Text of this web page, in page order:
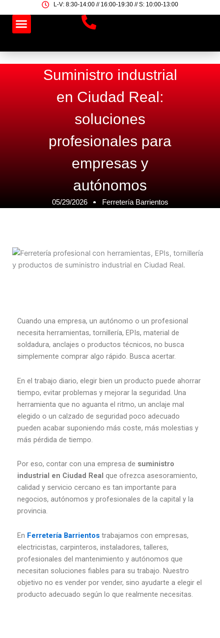
al
contenido
L-V: 8:30-14:00 // 16:00-19:30 // S: 10:00-13:00
Suministro industrial
en Ciudad Real:
soluciones
profesionales para
empresas y
autónomos
05/29/2026 Ferretería Barrientos
Cuando una empresa, un autónomo o un profesional
necesita herramientas, tornillería, EPIs, material de
soldadura, anclajes o productos técnicos, no busca
simplemente comprar algo rápido. Busca acertar.
En el trabajo diario, elegir bien un producto puede ahorrar
tiempo, evitar problemas y mejorar la seguridad. Una
herramienta que no aguanta el ritmo, un anclaje mal
elegido o un calzado de seguridad poco adecuado
pueden acabar suponiendo más coste, más molestias y
más pérdida de tiempo.
Por eso, contar con una empresa de suministro
industrial en Ciudad Real que ofrezca asesoramiento,
calidad y servicio cercano es tan importante para
negocios, autónomos y profesionales de la capital y la
provincia.
En Ferretería Barrientos trabajamos con empresas,
electricistas, carpinteros, instaladores, talleres,
profesionales del mantenimiento y autónomos que
necesitan soluciones fiables para su trabajo. Nuestro
objetivo no es vender por vender, sino ayudarte a elegir el
producto adecuado según lo que realmente necesitas.